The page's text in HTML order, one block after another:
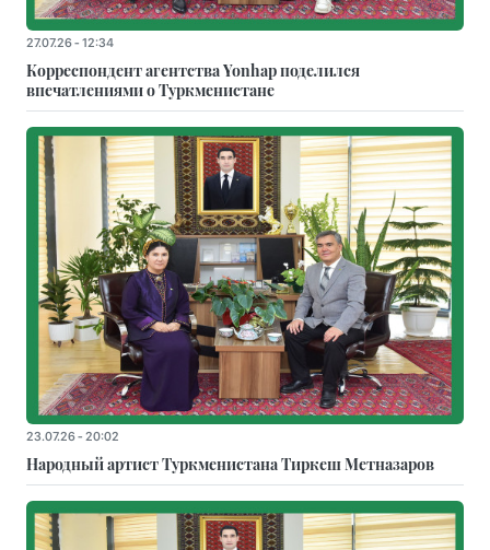
27.07.26 - 12:34
Корреспондент агентства Yonhap поделился
впечатлениями о Туркменистане
23.07.26 - 20:02
Народный артист Туркменистана Тиркеш Мeтназаров